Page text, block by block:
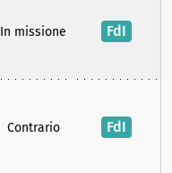
In missione FdI
Contrario FdI